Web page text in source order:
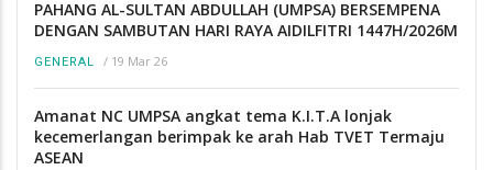
PAHANG AL-SULTAN ABDULLAH (UMPSA) BERSEMPENA
DENGAN SAMBUTAN HARI RAYA AIDILFITRI 1447H/2026M
GENERAL / 19 Mar 26
Amanat NC UMPSA angkat tema K.I.T.A lonjak
kecemerlangan berimpak ke arah Hab TVET Termaju
ASEAN